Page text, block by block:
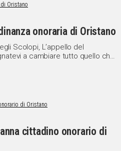
onoraria di Oristano
Scolopi, L’appello del
a cambiare tutto quello che
cittadino onorario di